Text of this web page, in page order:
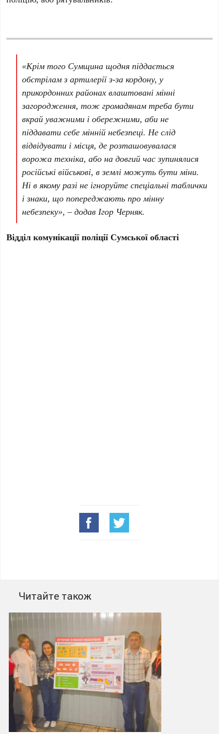
«Крім того Сумщина щодня піддається
обстрілам з артилерії з-за кордону, у
прикордонних районах влаштовані мінні
загородження, тож громадянам треба бути
вкрай уважними і обережними, аби не
піддавати себе мінній небезпеці. Не слід
відвідувати і місця, де розташовувалася
ворожа техніка, або на довгий час зупинялися
російські військові, в землі можуть бути міни.
Ні в якому разі не ігноруйте спеціальні таблички
і знаки, що попереджають про мінну
небезпеку», – додав Ігор Черняк.
Відділ комунікації поліції Сумської області
Читайте також